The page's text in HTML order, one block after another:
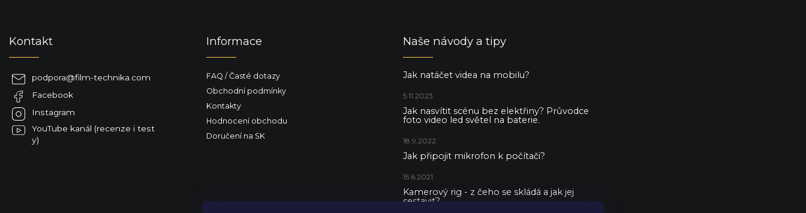
Kontakt
podpora@film-technika.com
Facebook
Instagram
YouTube kanál (recenze i test
y)
Informace
FAQ / Časté dotazy
Obchodní podmínky
Kontakty
Hodnocení obchodu
Doručení na SK
Naše návody a tipy
Jak natáčet videa na mobilu?
5.11.2023
Jak nasvítit scénu bez elektřiny? Průvodce
foto video led světel na baterie.
18.9.2022
Jak připojit mikrofon k počítači?
15.6.2021
Kamerový rig - z čeho se skládá a jak jej
sestavit?